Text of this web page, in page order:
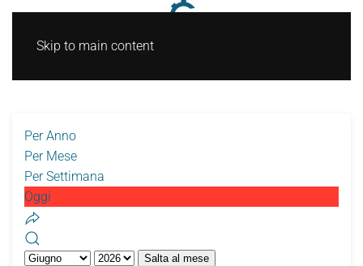
Skip to main content
Per Anno
Per Mese
Per Settimana
Oggi
Salta al mese